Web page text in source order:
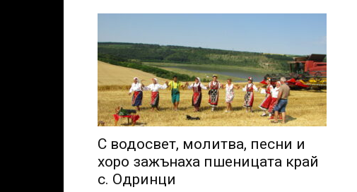
С водосвет, молитва, песни и
хоро зажънаха пшеницата край
с. Одринци